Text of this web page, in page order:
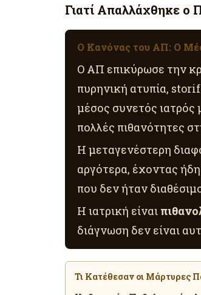
Γιατί Απαλλάχθηκε ο
Ο Κανόνας του ΑΠ: Ο
Ο ΑΠ επικύρωσε την
πυρηνική ατυπία,
μέσος συνετός ιατρός
πολλές πιθανότητες
Η μεταγενέστερη
αργότερα, έχοντας
που δεν ήταν
Η ιατρική είναι
διάγνωση δεν είναι
Τι Κατέθεσαν οι Μάρτυρες